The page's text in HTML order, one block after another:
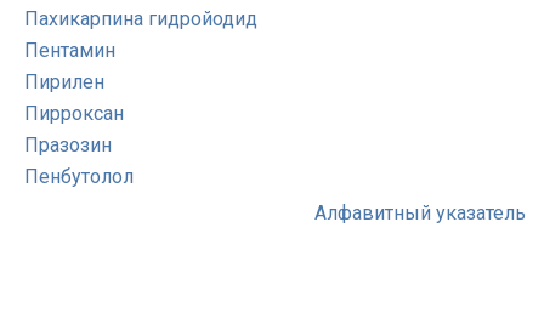
Пахикарпина гидройодид
Пентамин
Пирилен
Пирроксан
Празозин
Пенбутолол
Алфавитный указатель